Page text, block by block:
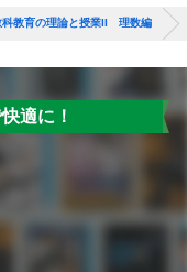
科教育の理論と授業II 理数編
適に！